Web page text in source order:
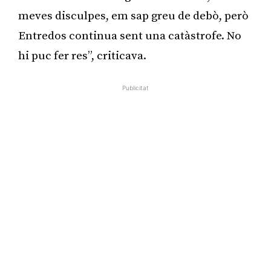
meves disculpes, em sap greu de debò, però
Entredos continua sent una catàstrofe. No
hi puc fer res”, criticava.
Publicitat